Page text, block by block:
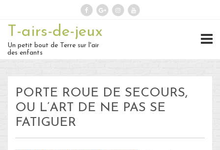
Rechercher :
Des nouvelles ?
30 – Du 1er au 6 ou 7 juillet : En
route vers le Retour !
T-airs-de-jeux
Un petit bout de Terre sur l'air
des enfants
PORTE ROUE DE SECOURS,
OU L’ART DE NE PAS SE
FATIGUER